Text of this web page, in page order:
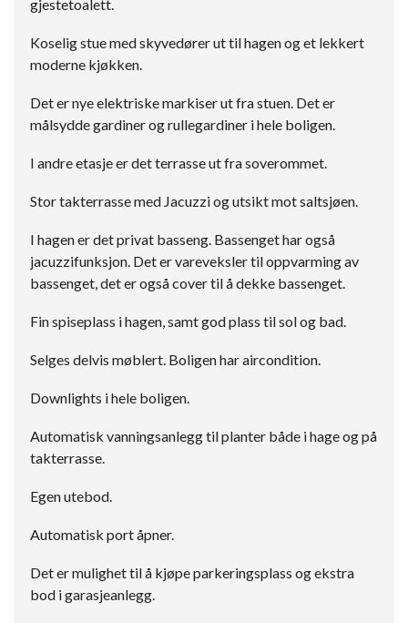
gjestetoalett.
Koselig stue med skyvedører ut til hagen og et lekkert
moderne kjøkken.
Det er nye elektriske markiser ut fra stuen. Det er
målsydde gardiner og rullegardiner i hele boligen.
I andre etasje er det terrasse ut fra soverommet.
Stor takterrasse med Jacuzzi og utsikt mot saltsjøen.
I hagen er det privat basseng. Bassenget har også
jacuzzifunksjon. Det er vareveksler til oppvarming av
bassenget, det er også cover til å dekke bassenget.
Fin spiseplass i hagen, samt god plass til sol og bad.
Selges delvis møblert. Boligen har aircondition.
Downlights i hele boligen.
Automatisk vanningsanlegg til planter både i hage og på
takterrasse.
Egen utebod.
Automatisk port åpner.
Det er mulighet til å kjøpe parkeringsplass og ekstra
bod i garasjeanlegg.